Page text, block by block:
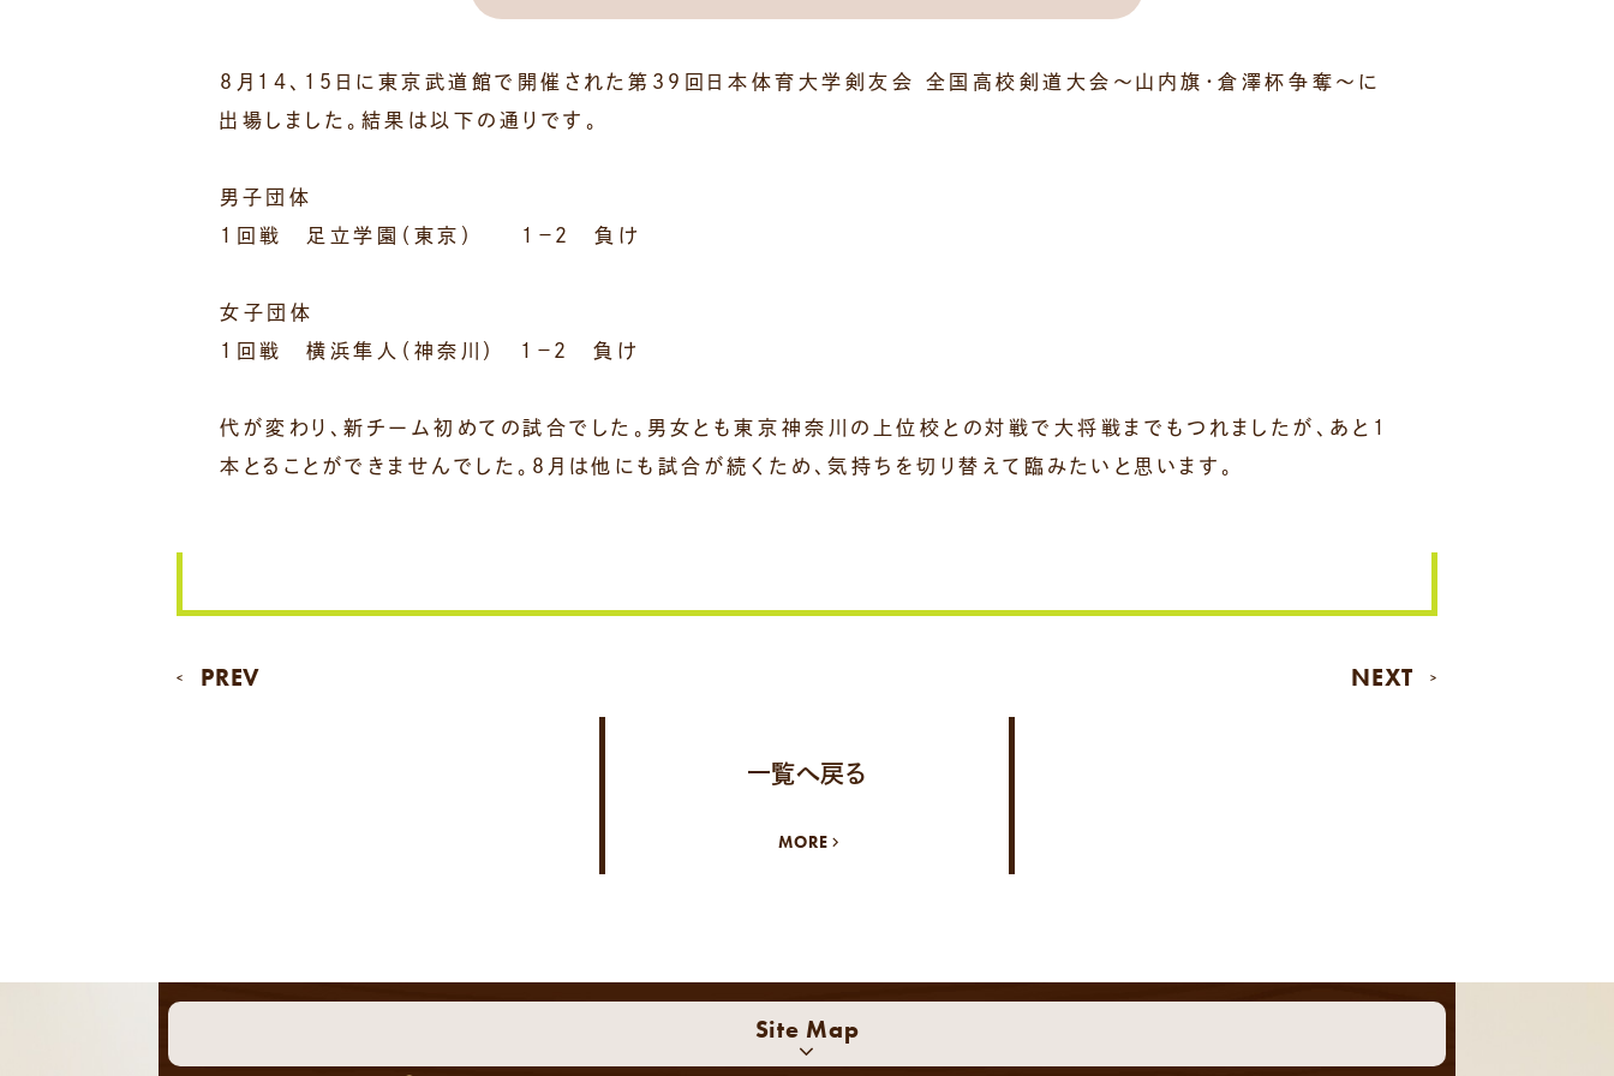
８月１４、１５日に東京武道館で開催された第３９回日本体育大学剣友会 全国高校剣道大会～山内旗・倉澤杯争奪～に
出場しました。結果は以下の通りです。
男子団体
１回戦 足立学園（東京） １－２ 負け
女子団体
１回戦 横浜隼人（神奈川） １－２ 負け
代が変わり、新チーム初めての試合でした。男女とも東京神奈川の上位校との対戦で大将戦までもつれましたが、あと１
本とることができませんでした。８月は他にも試合が続くため、気持ちを切り替えて臨みたいと思います。
< PREV NEXT >
一覧へ戻る
MORE
Site Map